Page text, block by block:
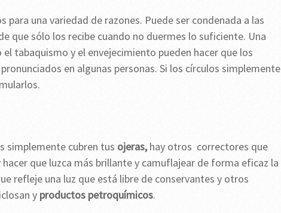
para una variedad de razones. Puede ser condenada a las
que sólo los recibe cuando no duermes lo suficiente. Una
tabaquismo y el envejecimiento pueden hacer que los
en algunas personas. Si los círculos simplemente
simplemente cubren tus ojeras,hay otros correctores que
que luzca más brillante y camuflajear de forma eficaz la
refleje una luz que está libre de conservantes y otros
y productos petroquímicos.